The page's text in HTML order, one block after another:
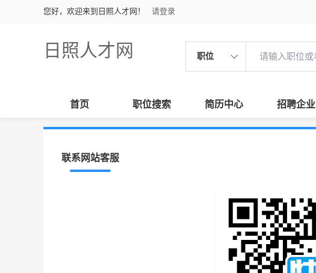
您好，欢迎来到日照人才网！ 请登录
日照人才网 职位
首页 职位搜索 简历中心 招聘企业
联系网站客服